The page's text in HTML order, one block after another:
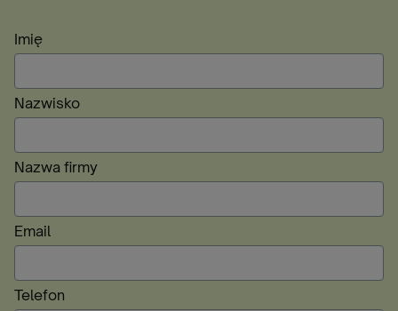
Imię
Nazwisko
Nazwa firmy
Email
Telefon